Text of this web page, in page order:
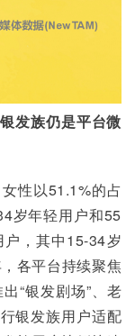
发族仍是平台微
性以51.1%的占
岁年轻用户和55
，其中15-34岁
各平台持续聚焦
“银发剧场”、老
银发族用户适配